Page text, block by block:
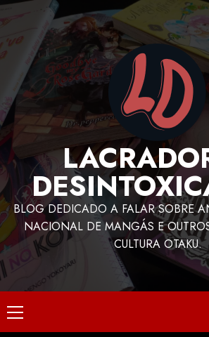
BLOG DEDICADO A FALAR SOBRE
NACIONAL DE MANGÁS E
CULTURA OTAKU.